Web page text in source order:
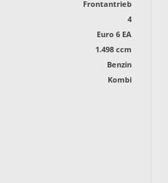
Frontantrieb
4
Euro 6 EA
1.498 ccm
Benzin
Kombi